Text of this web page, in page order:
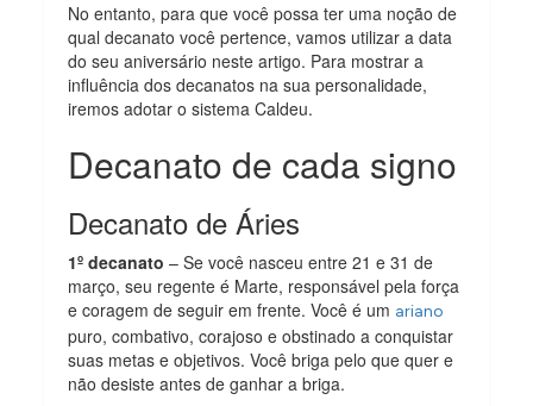
No entanto, para que você possa ter uma noção de
qual decanato você pertence, vamos utilizar a data
do seu aniversário neste artigo. Para mostrar a
influência dos decanatos na sua personalidade,
iremos adotar o sistema Caldeu.
Decanato de cada signo
Decanato de Áries
1º decanato – Se você nasceu entre 21 e 31 de
março, seu regente é Marte, responsável pela força
e coragem de seguir em frente. Você é um ariano
puro, combativo, corajoso e obstinado a conquistar
suas metas e objetivos. Você briga pelo que quer e
não desiste antes de ganhar a briga.